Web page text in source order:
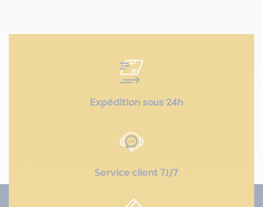
Expédition sous 24h
Service client 7J/7